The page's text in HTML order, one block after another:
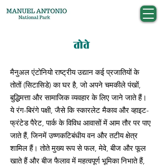
तोते
मैनुअल एंटोनियो राष्ट्रीय उद्यान कई प्रजातियों के
तोतों (सिटासिडे) का घर है, जो अपने चमकीले पंखों,
बुद्धिमत्ता और सामाजिक व्यवहार के लिए जाने जाते हैं।
ये रंग-बिरंगे पक्षी, जैसे कि स्कारलेट मैकाव और व्हाइट-
फ्रंटेड पैरेट, पार्क के विविध आवासों में आम तौर पर पाए
जाते हैं, जिनमें उष्णकटिबंधीय वन और तटीय क्षेत्र
शामिल हैं। तोते मुख्य रूप से फल, मेवे, बीज और फूल
खाते हैं और बीज फैलाव में महत्वपूर्ण भूमिका निभाते हैं,